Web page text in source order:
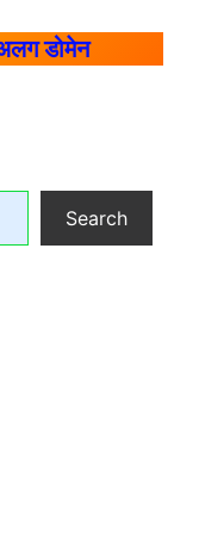
डोमेन
Search